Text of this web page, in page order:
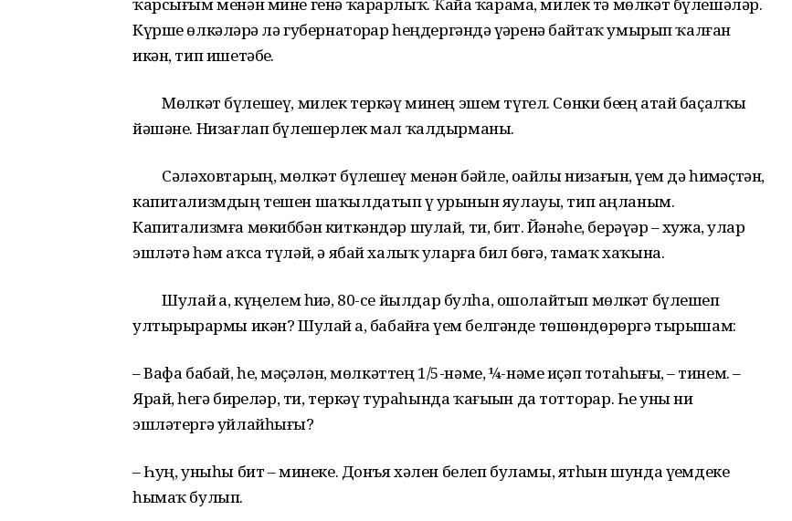
Күрше өлкәләрҙә лә губернаторҙар һеңдергәндә үҙҙәренә байтаҡ умырып ҡалған
икән, тип ишетәбеҙ.
Мөлкәт бүлешеү, милек теркәү минең эшем түгел. Сөнки беҙҙең атай баҫалҡы
йәшәне. Низағлап бүлешерлек мал ҡалдырманы.
Сәләховтарҙың, мөлкәт бүлешеү менән бәйле, оҙайлы низағын, үҙем дә һиҙмәҫтән,
капитализмдың тешен шаҡылдатып үҙ урынын яулауы, тип аңланым.
Капитализмға мөкиббән киткәндәр шулай, ти, бит. Йәнәһе, берәүҙәр – хужа, улар
эшләтә һәм аҡса түләй, ә ябай халыҡ уларға бил бөгә, тамаҡ хаҡына.
Шулай ҙа, күңелем һиҙә, 80-се йылдар булһа, ошолайтып мөлкәт бүлешеп
ултырырҙармы икән? Шулай ҙа, бабайға үҙем белгәнде төшөндөрөргә тырышам:
– Вафа бабай, һеҙ, мәҫәлән, мөлкәттең 1/5-нәме, ¼-нәме иҫәп тотаһығыҙ, – тинем. –
Ярай, һеҙгә бирҙеләр, ти, теркәү тураһында ҡағыҙын да тотторҙар. Һеҙ уны ни
эшләтергә уйлайһығыҙ?
– Һуң, уныһы бит – минеке. Донъя хәлен белеп буламы, ятһын шунда үҙемдеке
һымаҡ булып.